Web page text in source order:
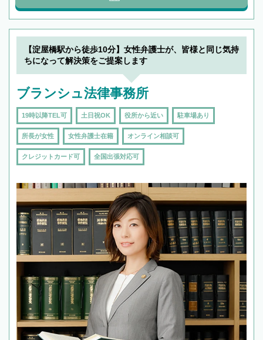
【淀屋橋駅から徒歩10分】女性弁護士が、皆様と同じ気持
ちになって解決策をご提案します
ブランシュ法律事務所
19時以降TEL可 土日祝OK 役所から近い 駐車場あり
所長が女性 女性弁護士在籍 オンライン相談可
クレジットカード可 全国出張対応可